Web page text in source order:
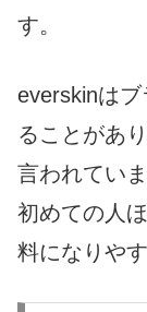
す。
everskinは
ることがあ
言われていま
初めての人
料になりやす